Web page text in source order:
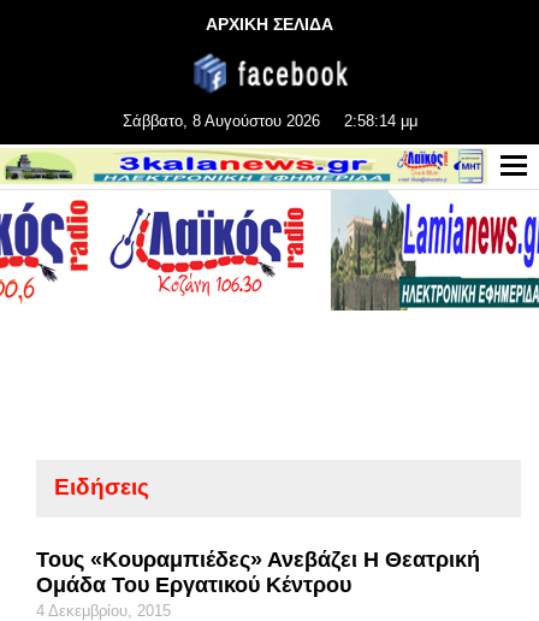
ΑΡΧΙΚΗ ΣΕΛΙΔΑ
Σάββατο, 8 Αυγούστου 2026 2:58:15 μμ
Ειδήσεις
Τους «Κουραμπιέδες» Ανεβάζει Η Θεατρική
Ομάδα Του Εργατικού Κέντρου
4 Δεκεμβρίου, 2015